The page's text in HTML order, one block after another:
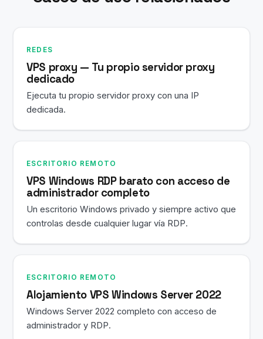
REDES
VPS proxy — Tu propio servidor proxy
dedicado
Ejecuta tu propio servidor proxy con una IP
dedicada.
ESCRITORIO REMOTO
VPS Windows RDP barato con acceso de
administrador completo
Un escritorio Windows privado y siempre activo que
controlas desde cualquier lugar vía RDP.
ESCRITORIO REMOTO
Alojamiento VPS Windows Server 2022
Windows Server 2022 completo con acceso de
administrador y RDP.